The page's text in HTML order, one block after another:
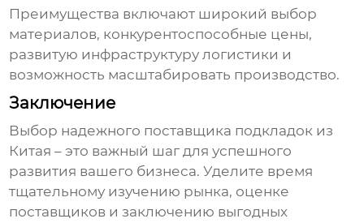
Преимущества включают широкий выбор
материалов, конкурентоспособные цены,
развитую инфраструктуру логистики и
возможность масштабировать производство.
Заключение
Выбор надежного поставщика подкладок из
Китая – это важный шаг для успешного
развития вашего бизнеса. Уделите время
тщательному изучению рынка, оценке
поставщиков и заключению выгодных